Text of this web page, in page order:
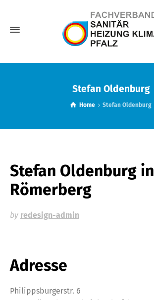
Stefan Oldenburg
Home Stefan Oldenburg
Stefan Oldenburg in
Römerberg
by redesign-admin
Adresse
Philippsburgerstr. 6